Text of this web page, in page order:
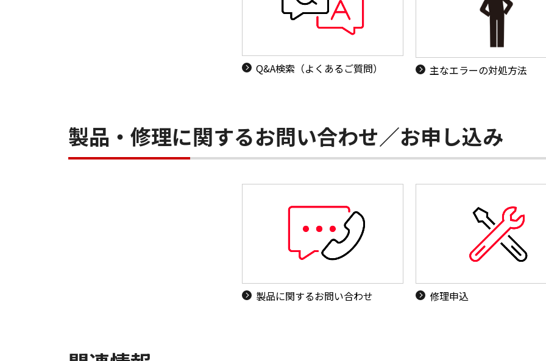
Q&A検索（よくあるご質問） 主なエラーの対処方法
製品・修理に関するお問い合わせ／お申し込み
製品に関するお問い合わせ 修理申込